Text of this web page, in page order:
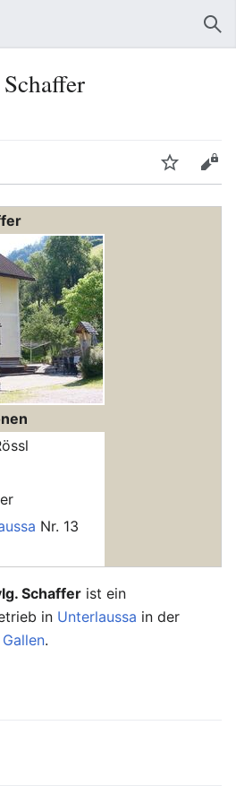
Beobachten Bearbeiten
Nr. 13
Schaffer ist ein
in Unterlaussa in der
.